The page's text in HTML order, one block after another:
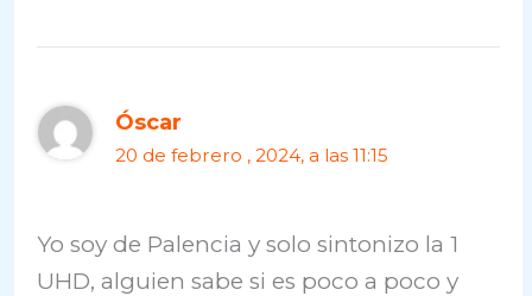
Óscar
20 de febrero , 2024, a las 11:15
Yo soy de Palencia y solo sintonizo la 1
UHD, alguien sabe si es poco a poco y